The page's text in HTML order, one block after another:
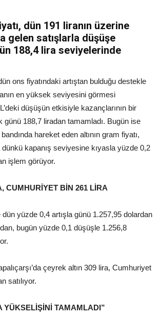
dün 191 liranın üzerine
gelen satışlarla düşüşe
188,4 lira seviyelerinde
ons fiyatındaki artıştan bulduğu destekle
en yüksek seviyesini görmesi
düşüşün etkisiyle kazançlarının bir
günü 188,7 liradan tamamladı. Bugün ise
hareket eden altının gram fiyatı,
dünkü kapanış seviyesine kıyasla yüzde 0,2
işlem görüyor.
CUMHURİYET BİN 261 LİRA
dün yüzde 0,4 artışla günü 1.257,95 dolardan
bugün yüzde 0,1 düşüşle 1.256,8
çeyrek altın 309 lira, Cumhuriyet
satılıyor.
YÜKSELİŞİNİ TAMAMLADI”